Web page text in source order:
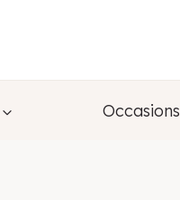
Occasions